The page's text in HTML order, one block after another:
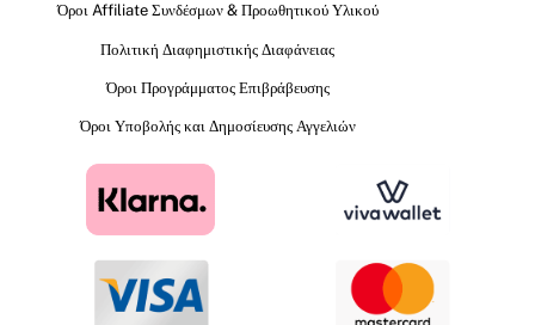
Όροι Affiliate Συνδέσμων & Προωθητικού Υλικού
Πολιτική Διαφημιστικής Διαφάνειας
Όροι Προγράμματος Επιβράβευσης
Όροι Υποβολής και Δημοσίευσης Αγγελιών